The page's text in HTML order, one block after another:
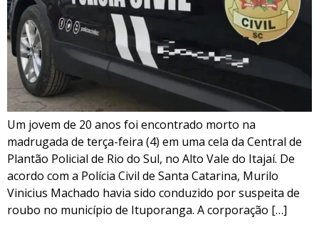
Um jovem de 20 anos foi encontrado morto na
madrugada de terça-feira (4) em uma cela da Central de
Plantão Policial de Rio do Sul, no Alto Vale do Itajaí. De
acordo com a Polícia Civil de Santa Catarina, Murilo
Vinicius Machado havia sido conduzido por suspeita de
roubo no município de Ituporanga. A corporação […]